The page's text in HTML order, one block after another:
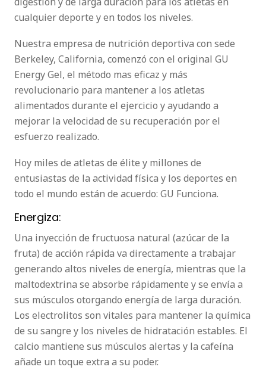
cualquier deporte y en todos los niveles.
Nuestra empresa de nutrición deportiva con sede
Berkeley, California, comenzó con el original GU
Energy Gel, el método mas eficaz y más
revolucionario para mantener a los atletas
alimentados durante el ejercicio y ayudando a
mejorar la velocidad de su recuperación por el
esfuerzo realizado.
Hoy miles de atletas de élite y millones de
entusiastas de la actividad física y los deportes en
todo el mundo están de acuerdo: GU Funciona.
Energiza:
Una inyección de fructuosa natural (azúcar de la
fruta) de acción rápida va directamente a trabajar
generando altos niveles de energía, mientras que la
maltodextrina se absorbe rápidamente y se envía a
sus músculos otorgando energía de larga duración.
Los electrolitos son vitales para mantener la química
de su sangre y los niveles de hidratación estables. El
calcio mantiene sus músculos alertas y la cafeína
añade un toque extra a su poder.